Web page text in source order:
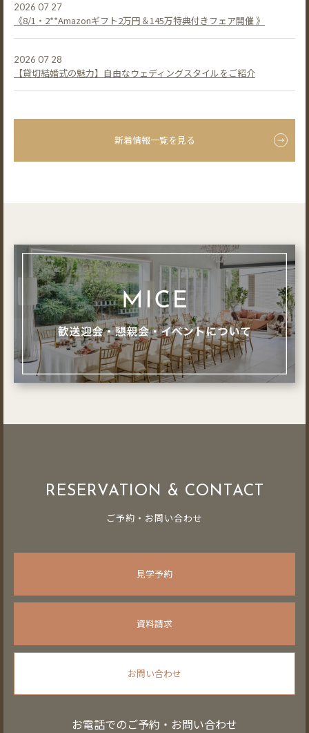
2026 07 27
《8/1・2**Amazonギフト2万円＆145万特典付きフェア開催 》
2026 07 28
【貸切結婚式の魅力】自由なウェディングスタイルをご紹介
新着情報一覧を見る
RESERVATION & CONTACT
ご予約・お問い合わせ
見学予約
資料請求
お問い合わせ
お電話でのご予約・お問い合わせ